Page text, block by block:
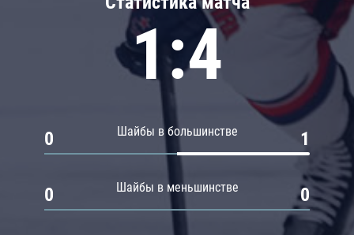
1:4
Шайбы в большинстве
0 1
Шайбы в меньшинстве
0 0